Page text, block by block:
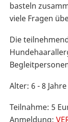
basteln
viele Fragen
Die
Alter: 6 - 8 Jahre
Teilnahme: 5
Anmeldung: